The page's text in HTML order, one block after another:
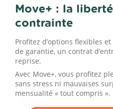
Move+ : la
contrainte
Profitez d’options flexibles
de garantie, un contrat
reprise.
Avec Move+, vous profitez
sans stress ni mauvaises
mensualité « tout compris ».